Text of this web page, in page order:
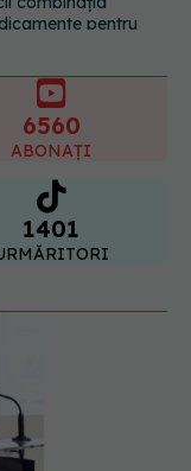
Sănătate ar
mai mari.
legii
6560
ABONAȚI
1401
URMĂRITORI